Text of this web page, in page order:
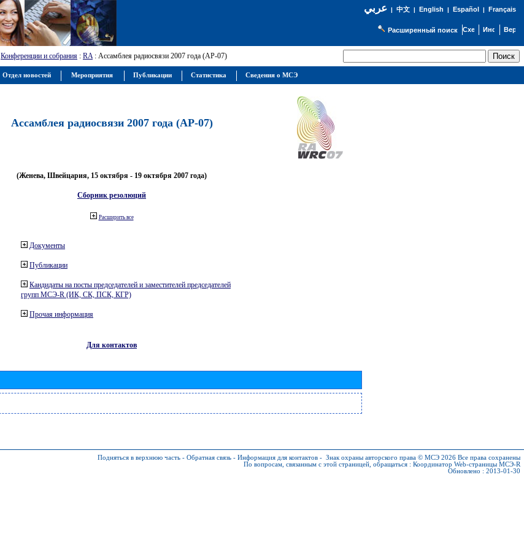
عربي| 中文| English | Español | Français
Расширенный поиск
Конференции и собрания : RA: Ассамблея радиосвязи 2007 года (АР-07)
Ассамблея радиосвязи 2007 года (АР-07)
(Женева, Швейцария, 15 октября - 19 октября 2007 года)
Сборник резолюций
Расширить все
Документы
Публикации
Кандидаты на посты председателей и заместителей председателей
групп МСЭ-R (ИК, СК, ПСК, КГР)
Прочая информация
Для контактов
Подняться в верхнюю часть - Обратная связь - Информация для контактов - Знак охраны авторского права © МСЭ 2026 Все права сохранены
По вопросам, связанным с этой страницей, обращаться : Координатор Web-страницы МСЭ-R
Обновлено : 2013-01-30
Отдел новостей Мероприятия Публикации Статистика Сведения о МСЭ